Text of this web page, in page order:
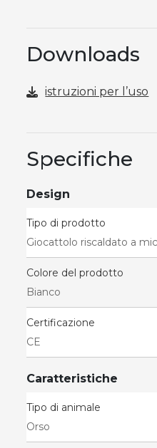
Downloads
istruzioni per l’uso
Specifiche
Design
Tipo di prodotto
Giocattolo riscaldato a
Colore del prodotto
Bianco
Certificazione
CE
Caratteristiche
Tipo di animale
Orso